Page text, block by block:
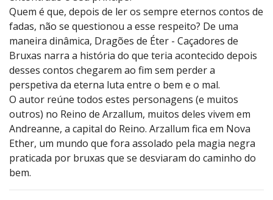
Quem é que, depois de ler os sempre eternos contos de
fadas, não se questionou a esse respeito? De uma
maneira dinâmica, Dragões de Éter - Caçadores de
Bruxas narra a história do que teria acontecido depois
desses contos chegarem ao fim sem perder a
perspetiva da eterna luta entre o bem e o mal.
O autor reúne todos estes personagens (e muitos
outros) no Reino de Arzallum, muitos deles vivem em
Andreanne, a capital do Reino. Arzallum fica em Nova
Ether, um mundo que fora assolado pela magia negra
praticada por bruxas que se desviaram do caminho do
bem.